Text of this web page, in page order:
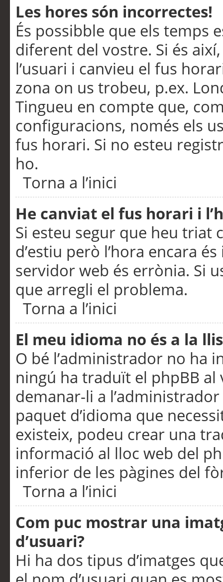
Les hores són incorrectes!
És possibble que els temps
diferent del vostre. Si és
l’usuari i canvieu el fus
zona on us trobeu, p.ex.
Tingueu en compte que,
configuracions, només els
fus horari. Si no esteu
ho.
Torna a l’inici
He canviat el fus horari i
Si esteu segur que heu triat
d’estiu però l’hora encara
servidor web és errònia. Si
que arregli el problema.
Torna a l’inici
El meu idioma no és a la
O bé l’administrador no ha
ningú ha traduït el phpBB
demanar-li a
paquet d’idioma que
existeix, podeu crear una
informació al lloc web del
inferior de les pàgines del
Torna a l’inici
Com puc mostrar una
d’usuari?
Hi ha dos tipus d’imatges